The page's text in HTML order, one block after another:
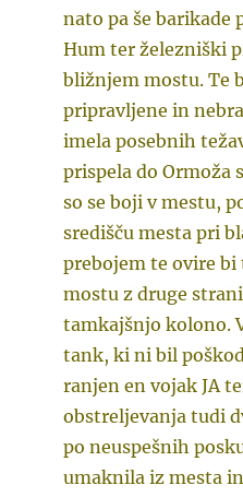
nato pa še barikade
Hum ter železniški
bližnjem mostu. Te
pripravljene in
imela posebnih
prispela do Ormoža
so se boji v mestu,
središču mesta pri
prebojem te ovire
mostu z druge
tamkajšnjo kolono.
tank, ki ni bil
ranjen en vojak JA
obstreljevanja tudi
po neuspešnih
umaknila iz mesta